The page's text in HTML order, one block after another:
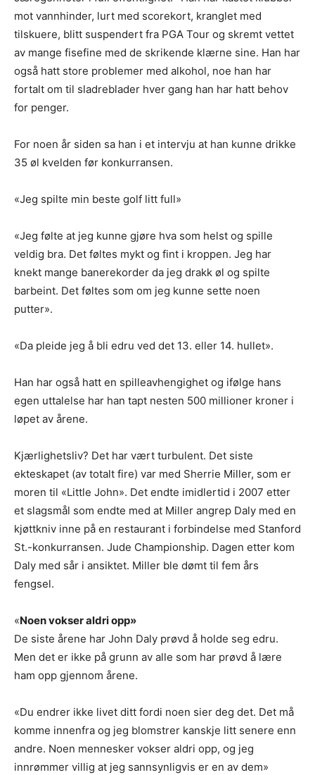
mot vannhinder, lurt med scorekort, kranglet med
tilskuere, blitt suspendert fra PGA Tour og skremt vettet
av mange fisefine med de skrikende klærne sine. Han har
også hatt store problemer med alkohol, noe han har
fortalt om til sladreblader hver gang han har hatt behov
for penger.
For noen år siden sa han i et intervju at han kunne drikke
35 øl kvelden før konkurransen.
«Jeg spilte min beste golf litt full»
«Jeg følte at jeg kunne gjøre hva som helst og spille
veldig bra. Det føltes mykt og fint i kroppen. Jeg har
knekt mange banerekorder da jeg drakk øl og spilte
barbeint. Det føltes som om jeg kunne sette noen
putter».
«Da pleide jeg å bli edru ved det 13. eller 14. hullet».
Han har også hatt en spilleavhengighet og ifølge hans
egen uttalelse har han tapt nesten 500 millioner kroner i
løpet av årene.
Kjærlighetsliv? Det har vært turbulent. Det siste
ekteskapet (av totalt fire) var med Sherrie Miller, som er
moren til «Little John». Det endte imidlertid i 2007 etter
et slagsmål som endte med at Miller angrep Daly med en
kjøttkniv inne på en restaurant i forbindelse med Stanford
St.-konkurransen. Jude Championship. Dagen etter kom
Daly med sår i ansiktet. Miller ble dømt til fem års
fengsel.
«Noen vokser aldri opp»
De siste årene har John Daly prøvd å holde seg edru.
Men det er ikke på grunn av alle som har prøvd å lære
ham opp gjennom årene.
«Du endrer ikke livet ditt fordi noen sier deg det. Det må
komme innenfra og jeg blomstrer kanskje litt senere enn
andre. Noen mennesker vokser aldri opp, og jeg
innrømmer villig at jeg sannsynligvis er en av dem»